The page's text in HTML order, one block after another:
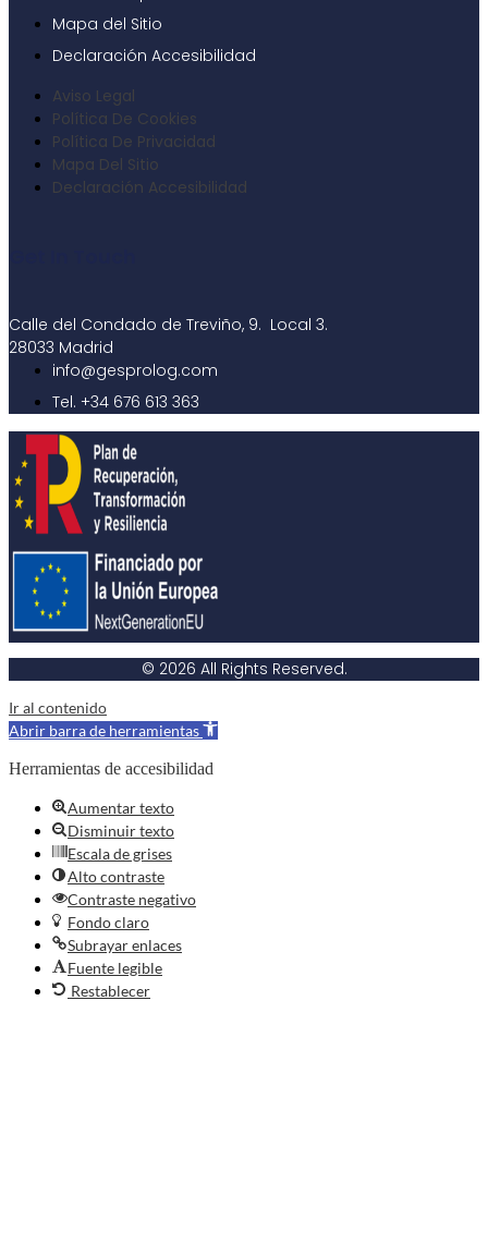
Mapa del Sitio
Declaración Accesibilidad
Aviso Legal
Política De Cookies
Política De Privacidad
Mapa Del Sitio
Declaración Accesibilidad
Calle del Condado de Treviño, 9. Local 3.
28033 Madrid
info@gesprolog.com
Tel. +34 676 613 363
© 2026 All Rights Reserved.
Ir al contenido
Abrir barra de herramientas
Herramientas de accesibilidad
Aumentar texto
Disminuir texto
Escala de grises
Alto contraste
Contraste negativo
Fondo claro
Subrayar enlaces
Fuente legible
Restablecer